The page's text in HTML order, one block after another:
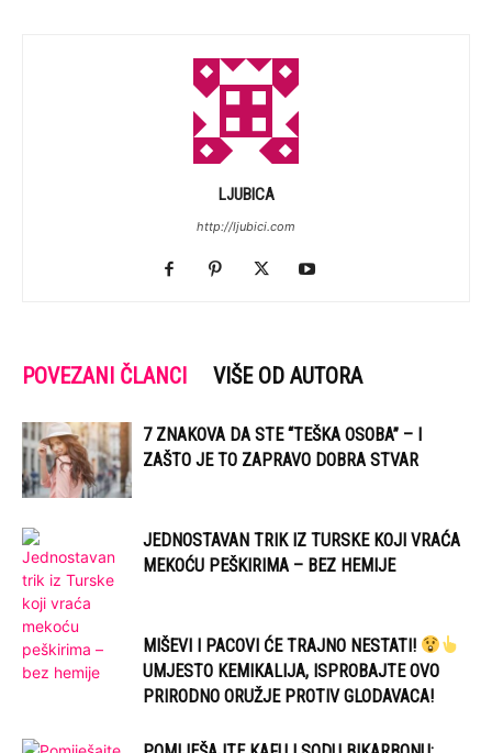
LJUBICA
http://ljubici.com
POVEZANI ČLANCI VIŠE OD AUTORA
7 ZNAKOVA DA STE “TEŠKA OSOBA” – I
ZAŠTO JE TO ZAPRAVO DOBRA STVAR
JEDNOSTAVAN TRIK IZ TURSKE KOJI VRAĆA
MEKOĆU PEŠKIRIMA – BEZ HEMIJE
MIŠEVI I PACOVI ĆE TRAJNO NESTATI!
UMJESTO KEMIKALIJA, ISPROBAJTE OVO
PRIRODNO ORUŽJE PROTIV GLODAVACA!